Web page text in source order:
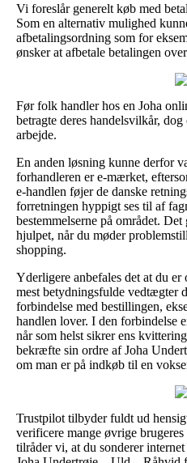
Vi foreslår generelt køb med
Som en alternativ mulighed
afbetalingsordning som for
ønsker at afbetale betalingen
Før folk handler hos en Joha
betragte deres handelsvilkår,
arbejde.
En anden løsning kunne derfor
forhandleren er e-mærket,
e-handlen føjer de danske
forretningen hyppigt ses til af
bestemmelserne på området.
hjulpet, når du møder
shopping.
Yderligere anbefales det at du
mest betydningsfulde vedtægter
forbindelse med bestillingen,
handlen lover. I den forbindelse
når som helst sikrer ens
bekræfte sin ordre af Joha
om man er på indkøb til en
Trustpilot tilbyder fuldt ud
verificere mange øvrige
tilråder vi, at du sonderer